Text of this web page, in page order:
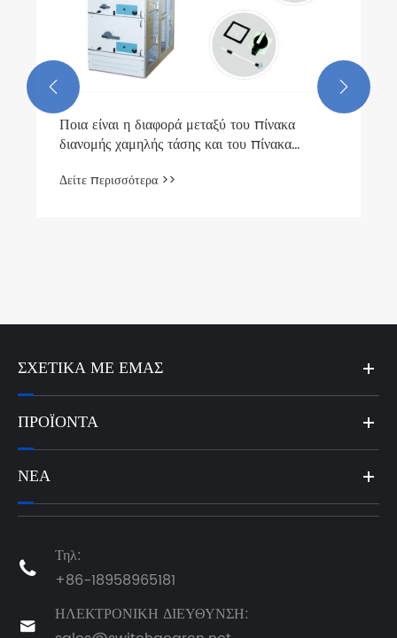
 
ΣΧΕΤΙΚΆ ΜΕ ΕΜΆΣ
ΠΡΟΪΌΝΤΑ
ΝΈΑ

Τηλ:
+86-18958965181

ΗΛΕΚΤΡΟΝΙΚΗ ΔΙΕΥΘΥΝΣΗ: